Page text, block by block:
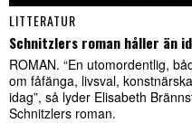
LITTERATUR
Schnitzlers roman håller än
ROMAN. “En utomordentlig,
om fåfänga, livsval,
idag”, så lyder Elisabeth
Schnitzlers roman.